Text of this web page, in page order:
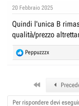
s
20 Febbraio 2025
Quindi l'unica B
qualità/prezzo
R
e
o
Peppuzzzx
Per rispondere devi